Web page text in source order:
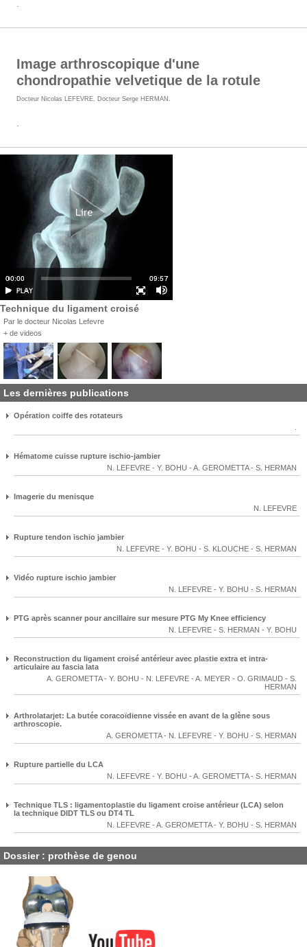
Image arthroscopique d'une
chondropathie velvetique de la rotule
Docteur Nicolas LEFEVRE Docteur Serge HERMAN
Technique du ligament croisé
Par le docteur Nicolas Lefevre
+ de videos
Les dernières publications
Opération coiffe des rotateurs
Hématome cuisse rupture ischio-jambier
N. LEFEVRE - Y. BOHU - A. GEROMETTA- S. HERMAN
Imagerie du menisque
N. LEFEVRE
Rupture tendon ischio jambier
N. LEFEVRE - Y. BOHU - S. KLOUCHE - S. HERMAN
Vidéo rupture ischio jambier
N. LEFEVRE - Y. BOHU - S. HERMAN
PTG après scanner pour ancillaire sur mesure PTG My Knee efficiency
N. LEFEVRE - S. HERMAN - Y. BOHU
Reconstruction du ligament croisé antérieur avec plastie extra et intra-
articulaire au fascia lata
A. GEROMETTA- Y. BOHU - N. LEFEVRE - A. MEYER - O. GRIMAUD - S.
HERMAN
Arthrolatarjet: La butée coracoïdienne vissée en avant de la glène sous
arthroscopie.
A. GEROMETTA- N. LEFEVRE - Y. BOHU - S. HERMAN
Rupture partielle du LCA
N. LEFEVRE - Y. BOHU - A. GEROMETTA- S. HERMAN
Technique TLS : ligamentoplastie du ligament croise antérieur (LCA) selon
la technique DIDT TLS ou DT4 TL
N. LEFEVRE - A. GEROMETTA- Y. BOHU - S. HERMAN
Dossier : prothèse de genou